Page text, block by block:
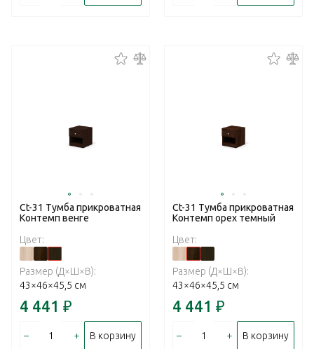
Ct-31 Тумба прикроватная
Контемп венге
Цвет:
Размер (Д×Ш×В):
43×46×45,5 см
4 441 ₽
– + В корзину
Ct-31 Тумба прикроватная
Контемп орех темный
Цвет:
Размер (Д×Ш×В):
43×46×45,5 см
4 441 ₽
– + В корзину